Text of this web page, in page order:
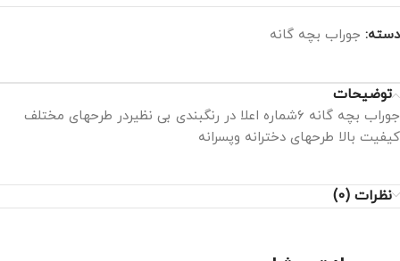
دسته: جوراب بچه گانه
توضیحات
جوراب بچه گانه ۶شماره اعلا در رنگبندی بی نظیردر طرحهای مختلف
کیفیت بالا طرحهای دخترانه وپسرانه
نظرات (0)